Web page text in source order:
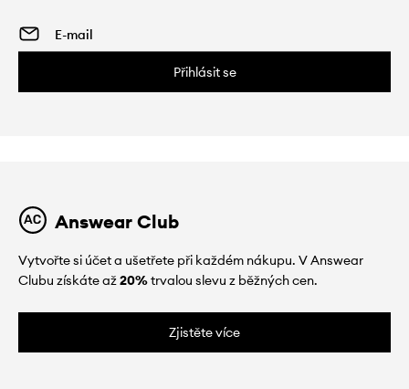
Přihlásit se
Answear Club
Vytvořte si účet a ušetřete při každém nákupu. V Answear
Clubu získáte až20%trvalou slevu z běžných cen.
Zjistěte více